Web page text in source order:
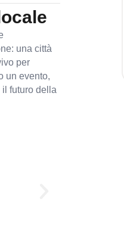
una città
per
un evento,
futuro della